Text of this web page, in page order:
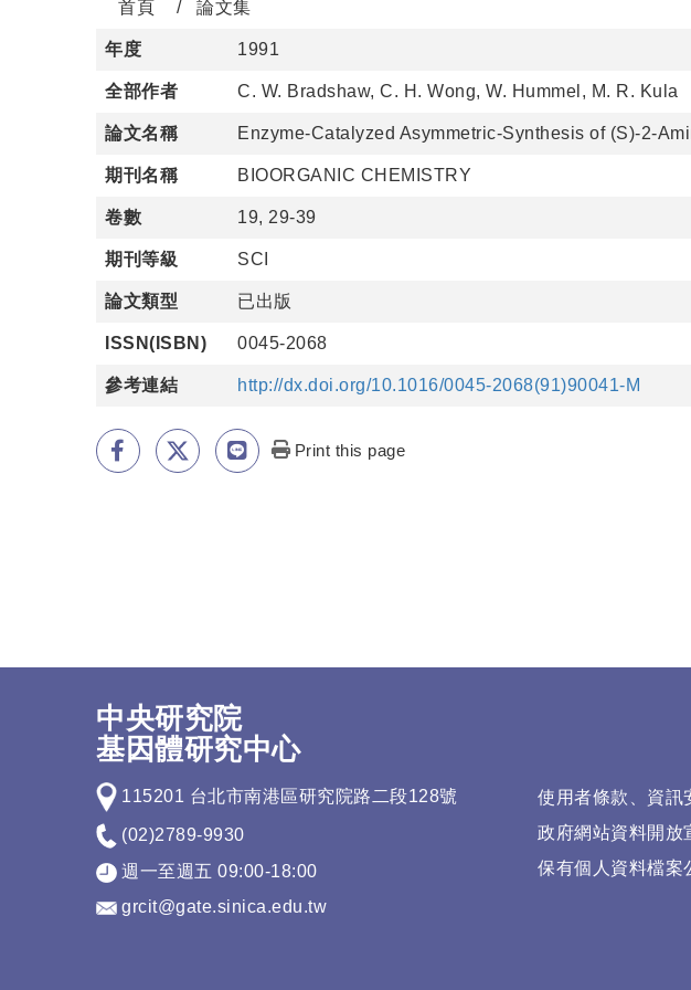
首頁 論文集
年度 1991
全部作者 C. W. Bradshaw, C. H. Wong, W. Hummel, M. R. Kula
論文名稱 Enzyme-Catalyzed Asymmetric-Synthesis of (S)-2-
期刊名稱 BIOORGANIC CHEMISTRY
卷數 19, 29-39
期刊等級 SCI
論文類型 已出版
ISSN(ISBN) 0045-2068
參考連結 http://dx.doi.org/10.1016/0045-2068(91)90041-M
Print this page
中央研究院
基因體研究中心
115201 台北市南港區研究院路二段128號
(02)2789-9930
週一至週五 09:00-18:00
grcit@gate.sinica.edu.tw
使用者條款、資訊
政府網站資料開放
保有個人資料檔案